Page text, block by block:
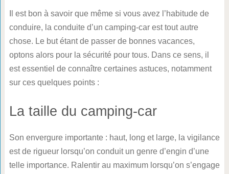
Il est bon à savoir que même si vous avez l’habitude de
conduire, la conduite d’un camping-car est tout autre
chose. Le but étant de passer de bonnes vacances,
optons alors pour la sécurité pour tous. Dans ce sens, il
est essentiel de connaître certaines astuces, notamment
sur ces quelques points :
La taille du camping-car
Son envergure importante : haut, long et large, la vigilance
est de rigueur lorsqu’on conduit un genre d’engin d’une
telle importance. Ralentir au maximum lorsqu’on s’engage